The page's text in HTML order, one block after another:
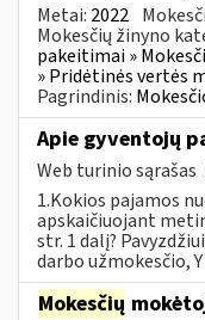
Metai: 2022
Mokesčių žinyno
pakeitimai »
» Pridėtinės vertės
Pagrindinis:
Apie gyventojų
Web turinio sąrašas
1.Kokios pajamos
apskaičiuojant
str. 1 dalį?
darbo užmokesčio,
Mokesčių